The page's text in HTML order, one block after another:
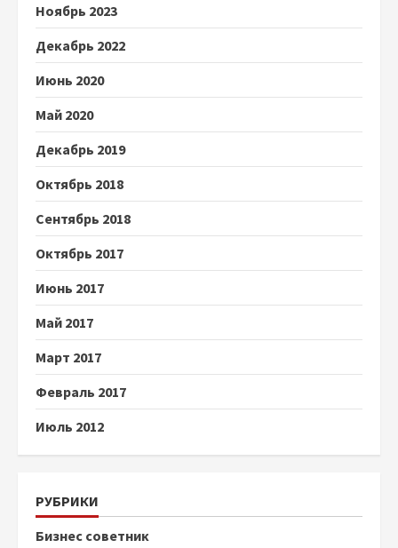
Ноябрь 2023
Декабрь 2022
Июнь 2020
Май 2020
Декабрь 2019
Октябрь 2018
Сентябрь 2018
Октябрь 2017
Июнь 2017
Май 2017
Март 2017
Февраль 2017
Июль 2012
РУБРИКИ
Бизнес советник